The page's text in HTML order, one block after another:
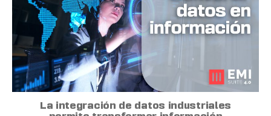
La integración de datos industriales